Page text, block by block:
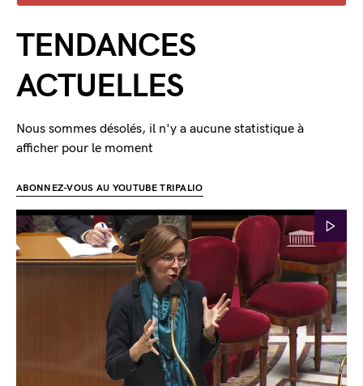
TENDANCES
ACTUELLES
Nous sommes désolés, il n'y a aucune statistique à
afficher pour le moment
ABONNEZ-VOUS AU YOUTUBE TRIPALIO